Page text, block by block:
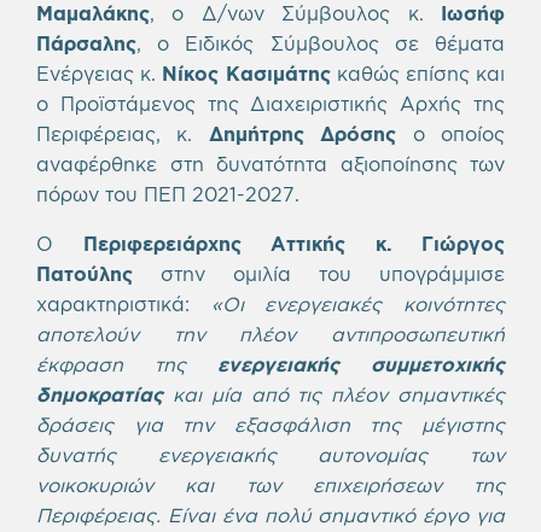
Μαμαλάκης, ο Δ/νων Σύμβουλος κ. Ιωσήφ
Πάρσαλης, ο Ειδικός Σύμβουλος σε θέματα
Ενέργειας κ. Νίκος Κασιμάτηςκαθώς επίσης και
ο Προϊστάμενος της Διαχειριστικής Αρχής της
Περιφέρειας, κ. Δημήτρης Δρόσης ο οποίος
αναφέρθηκε στη δυνατότητα αξιοποίησης των
πόρων του ΠΕΠ 2021-2027.
Ο Περιφερειάρχης Αττικής κ. Γιώργος
Πατούλης στην ομιλία του υπογράμμισε
χαρακτηριστικά:
«Oι ενεργειακές κοινότητες
αποτελούν την πλέον αντιπροσωπευτική
έκφραση της ενεργειακής συμμετοχικής
δημοκρατίαςκαι μία από τις πλέον σημαντικές
δράσεις για την εξασφάλιση της μέγιστης
δυνατής ενεργειακής αυτονομίας των
νοικοκυριών και των επιχειρήσεων της
Περιφέρειας. Είναι ένα πολύ σημαντικό έργο για